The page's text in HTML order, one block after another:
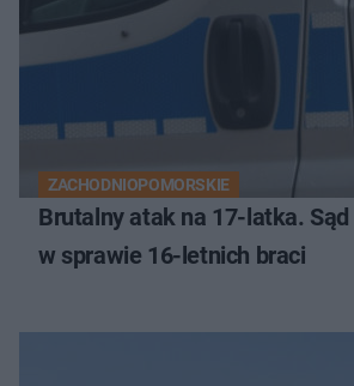
ZACHODNIOPOMORSKIE
Brutalny atak na 17-latka. Sąd
w sprawie 16-letnich braci